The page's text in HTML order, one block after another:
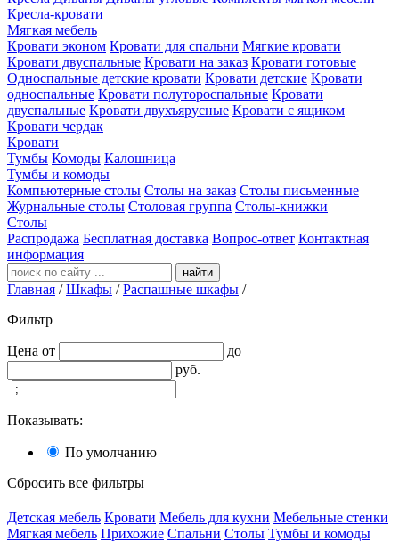
Кресла-кровати
Мягкая мебель
Кровати эконом Кровати для спальни Мягкие кровати
Кровати двуспальные Кровати на заказ Кровати готовые
Односпальные детские кровати Кровати детские Кровати
односпальные Кровати полутороспальные Кровати
двуспальные Кровати двухъярусные Кровати с ящиком
Кровати чердак
Кровати
Тумбы Комоды Калошница
Тумбы и комоды
Компьютерные столы Столы на заказ Столы письменные
Журнальные столы Столовая группа Столы-книжки
Столы
Распродажа Бесплатная доставка Вопрос-ответ Контактная
информация
найти
Главная /Шкафы /Распашные шкафы /
Фильтр
Цена от
до
руб.
Показывать:
По умолчанию
Сбросить все фильтры
Детская мебель Кровати Мебель для кухни Мебельные стенки
Мягкая мебель Прихожие Спальни Столы Тумбы и комоды